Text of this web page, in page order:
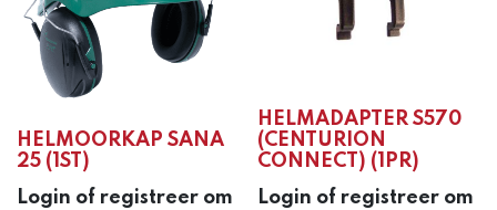
HELMOORKAP SANA
25 (1ST)
Login of registreer om
HELMADAPTER S570
(CENTURION
CONNECT) (1PR)
Login of registreer om